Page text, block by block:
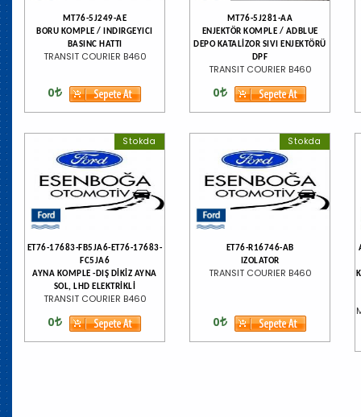
MT76-5J249-AE
BORU KOMPLE / INDIRGEYICI
BASINC HATTI
TRANSIT COURIER B460
0
MT76-5J281-AA
ENJEKTÖR KOMPLE / ADBLUE
DEPO KATALİZOR SIVI ENJEKTÖRÜ
DPF
TRANSIT COURIER B460
0
Stokda
ET76-17683-FB5JA6-ET76-17683-
FC5JA6
AYNA KOMPLE -DIŞ DİKİZ AYNA
SOL, LHD ELEKTRİKLİ
TRANSIT COURIER B460
0
Stokda
ET76-R16746-AB
IZOLATOR
TRANSIT COURIER B460
0